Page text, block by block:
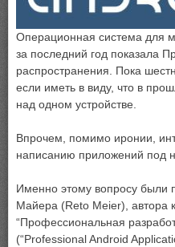
Операционная система для
за последний год показала
распространения. Пока
если иметь в виду, что в
над одном устройстве.
Впрочем, помимо иронии,
написанию приложений под
Именно этому вопросу были
Майера (Reto Meier), автора
“Профессиональная
(“Professional Android